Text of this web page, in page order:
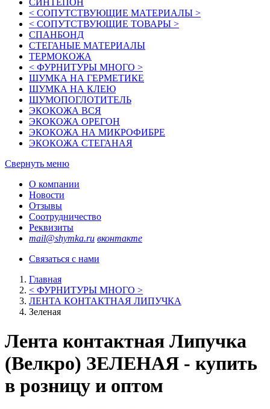
СИНТЕПОН
< СОПУТСТВУЮЩИЕ МАТЕРИАЛЫ >
< СОПУТСТВУЮЩИЕ ТОВАРЫ >
СПАНБОНД
СТЕГАНЫЕ МАТЕРИАЛЫ
ТЕРМОКОЖА
< ФУРНИТУРЫ МНОГО >
ШУМКА НА ГЕРМЕТИКЕ
ШУМКА НА КЛЕЮ
ШУМОПОГЛОТИТЕЛЬ
ЭКОКОЖА ВСЯ
ЭКОКОЖА ОРЕГОН
ЭКОКОЖА НА МИКРОФИБРЕ
ЭКОКОЖА СТЕГАНАЯ
Свернуть меню
О компании
Новости
Отзывы
Соотрудничество
Реквизиты
mail@shymka.ru вконтакте
Связаться с нами
Главная
< ФУРНИТУРЫ МНОГО >
ЛЕНТА КОНТАКТНАЯ ЛИПУЧКА
Зеленая
Лента контактная Липучка
(Велкро) ЗЕЛЕНАЯ - купить
в розницу и оптом